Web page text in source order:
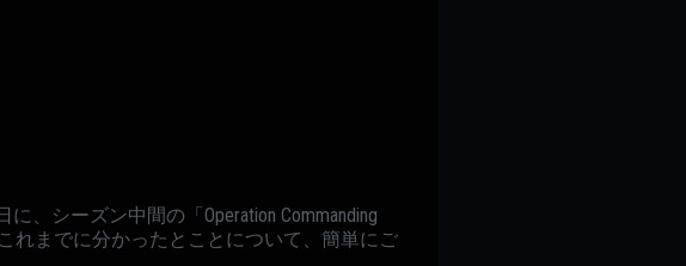
、シーズン中間の「Operation Commanding
れまでに分かったとことについて、簡単にご